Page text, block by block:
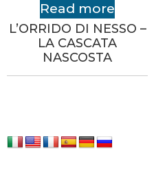
Read more
L’ORRIDO DI NESSO –
LA CASCATA
NASCOSTA